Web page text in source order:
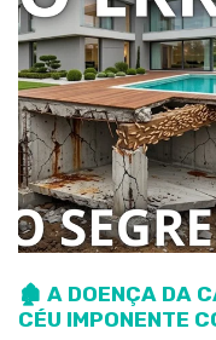
🏚️ A DOENÇA DA
CÉU IMPONENTE